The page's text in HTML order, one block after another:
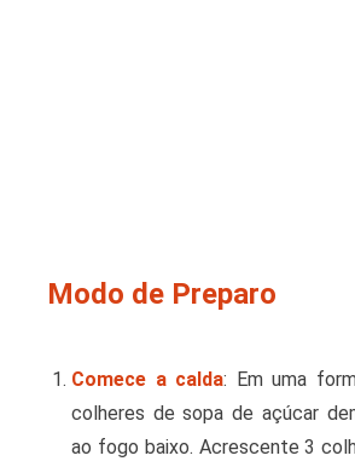
Modo de Preparo
Comece a calda: Em uma
colheres de sopa de açúcar
ao fogo baixo. Acrescente 3